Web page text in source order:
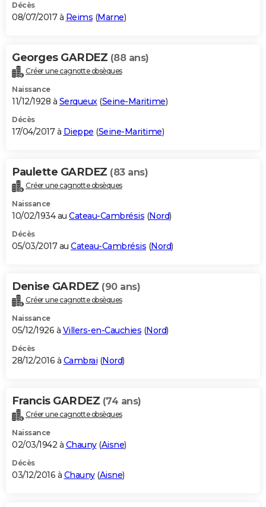
Décès
08/07/2017 à Reims (Marne)
Georges GARDEZ (88 ans)
Créer une cagnotte obsèques
Naissance
11/12/1928 à Serqueux(Seine-Maritime)
Décès
17/04/2017 à Dieppe (Seine-Maritime)
Paulette GARDEZ (83 ans)
Créer une cagnotte obsèques
Naissance
10/02/1934 au Cateau-Cambrésis (Nord)
Décès
05/03/2017 au Cateau-Cambrésis (Nord)
Denise GARDEZ (90 ans)
Créer une cagnotte obsèques
Naissance
05/12/1926 à Villers-en-Cauchies (Nord)
Décès
28/12/2016 à Cambrai (Nord)
Francis GARDEZ (74 ans)
Créer une cagnotte obsèques
Naissance
02/03/1942 à Chauny(Aisne)
Décès
03/12/2016 à Chauny(Aisne)